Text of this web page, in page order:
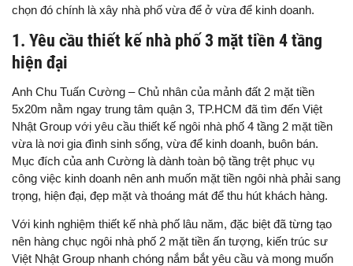
chọn đó chính là xây nhà phố vừa để ở vừa để kinh doanh.
1. Yêu cầu thiết kế nhà phố 3 mặt tiền 4 tầng
hiện đại
Anh Chu Tuấn Cường – Chủ nhân của mảnh đất 2 mặt tiền
5x20m nằm ngay trung tâm quận 3, TP.HCM đã tìm đến Việt
Nhật Group với yêu cầu thiết kế ngôi nhà phố 4 tầng 2 mặt tiền
vừa là nơi gia đình sinh sống, vừa để kinh doanh, buôn bán.
Mục đích của anh Cường là dành toàn bộ tầng trệt phục vụ
công việc kinh doanh nên anh muốn mặt tiền ngôi nhà phải sang
trọng, hiện đại, đẹp mặt và thoáng mát để thu hút khách hàng.
Với kinh nghiệm thiết kế nhà phố lâu năm, đặc biệt đã từng tạo
nên hàng chục ngôi nhà phố 2 mặt tiền ấn tượng, kiến trúc sư
Việt Nhật Group nhanh chóng nắm bắt yêu cầu và mong muốn